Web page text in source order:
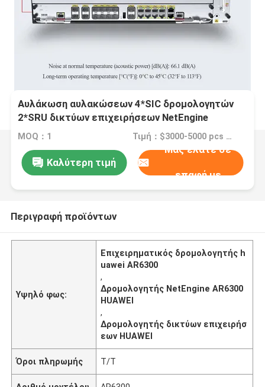
Αυλάκωση αυλακώσεων 4*SIC δρομολογητών
2*SRU δικτύων επιχειρήσεων NetEngine
AR6300 HUAWEI
MOQ：1 Τιμή：$3000-5000 pcs Negotiable
Καλύτερη τιμή
Μας ελάτε σε
επαφή με
Περιγραφή προϊόντων
Υψηλό φως:
Επιχειρηματικός δρομολογητής h
uawei AR6300
,
Δρομολογητής NetEngine AR6300
HUAWEI
,
Δρομολογητής δικτύων επιχειρήσ
εων HUAWEI
Όροι πληρωμής T/T